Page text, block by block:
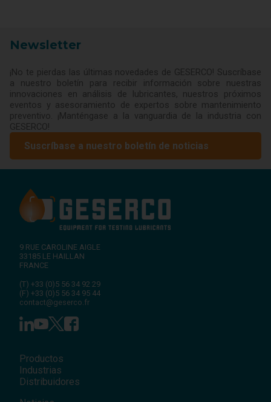
Newsletter
¡No te pierdas las últimas novedades de GESERCO! Suscríbase
a nuestro boletín para recibir información sobre nuestras
innovaciones en análisis de lubricantes, nuestros próximos
eventos y asesoramiento de expertos sobre mantenimiento
preventivo. ¡Manténgase a la vanguardia de la industria con
GESERCO!
Suscríbase a nuestro boletín de noticias
9 RUE CAROLINE AIGLE
33185 LE HAILLAN
FRANCE
(T) +33 (0)5 56 34 92 29
(F) +33 (0)5 56 34 95 44
contact@geserco.fr
Productos
Industrias
Distribuidores